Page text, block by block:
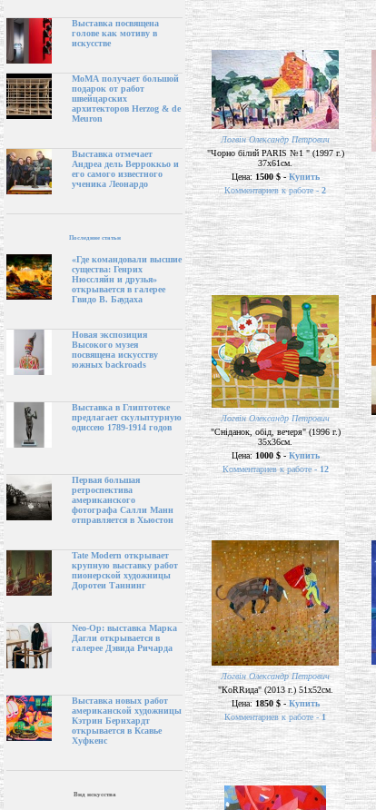
Выставка посвящена
голове как мотиву в
искусстве
МоМА получает большой
подарок от работ
швейцарских
архитекторов Herzog & de
Meuron
Выставка отмечает
Андреа дель Верроккьо и
его самого известного
ученика Леонардо
Последние статьи
«Где командовали высшие
существа: Генрих
Нюссляйн и друзья»
открывается в галерее
Гвидо В. Баудаха
Новая экспозиция
Высокого музея
посвящена искусству
южных backroads
Выставка в Глиптотеке
предлагает скульптурную
одиссею 1789-1914 годов
Первая большая
ретроспектива
американского
фотографа Салли Манн
отправляется в Хьюстон
Tate Modern открывает
крупную выставку работ
пионерской художницы
Доротеи Таннинг
Neo-Op: выставка Марка
Дагли открывается в
галерее Дэвида Ричарда
Выставка новых работ
американской художницы
Кэтрин Бернхардт
открывается в Ксавье
Хуфкенс
Вид искусства
Логвін Олександр Петрович
"Чорно білий PARIS №1 " (1997 г.)
37х61см.
Цена: 1500 $ -Купить
Комментариев к работе - 2
Логвін Олександр Петрович
"Сніданок, обід, вечеря" (1996 г.)
35х36см.
Цена: 1000 $ - Купить
Комментариев к работе - 12
Логвін Олександр Петрович
"КоRRида" (2013 г.) 51х52см.
Цена:1850 $ -Купить
Комментариев к работе -1